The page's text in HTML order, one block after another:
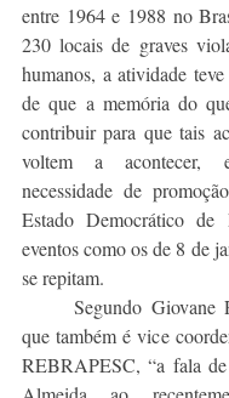
entre 1964 e 1988 no
230 locais de graves
humanos, a atividade
de que a memória do
contribuir para que tais
voltem a acontecer,
necessidade de
Estado Democrático
eventos como os de 8 de
se repitam.
	Segundo Giovane Rodrigues Jardim,
que também é vice
REBRAPESC, “a fala